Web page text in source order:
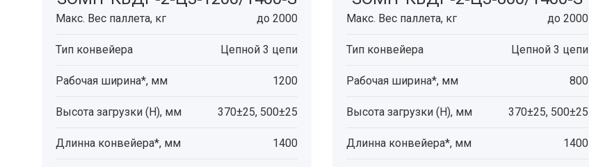
Макс. Вес паллета, кг до 2000
Тип конвейера Цепной 3 цепи
Рабочая ширина*, мм 1200
Высота загрузки (H), мм 370±25, 500±25
Длинна конвейера*, мм 1400
Макс. Вес паллета, кг до 2000
Тип конвейера Цепной 3 цепи
Рабочая ширина*, мм 800
Высота загрузки (H), мм 370±25, 500±25
Длинна конвейера*, мм 1400